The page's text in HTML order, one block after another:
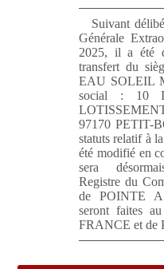
Suivant
Générale
2025, il a été
transfert du
EAU SOLEIL
social : 10
97170 PETIT-
statuts relatif à
été modifié en
sera
Registre du
de POINTE
seront faites
FRANCE et de